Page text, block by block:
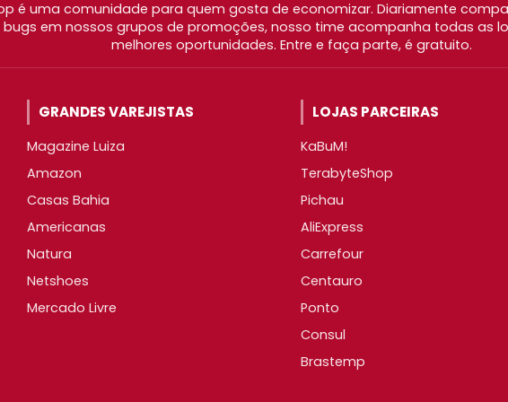
é uma comunidade para quem gosta de economizar. Diariamente
em nossos grupos de promoções, nosso time acompanha todas as
melhores oportunidades. Entre e faça parte, é gratuito.
GRANDES VAREJISTAS
Magazine Luiza
Amazon
Casas Bahia
Americanas
Natura
Netshoes
Mercado Livre
LOJAS PARCEIRAS
KaBuM!
TerabyteShop
Pichau
AliExpress
Carrefour
Centauro
Ponto
Consul
Brastemp